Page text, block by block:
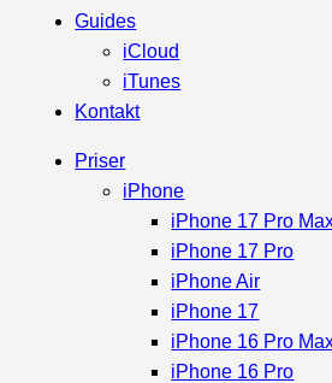
Guides
iCloud
iTunes
Kontakt
Priser
iPhone
iPhone 17 Pro
iPhone 17 Pro
iPhone Air
iPhone 17
iPhone 16 Pro
iPhone 16 Pro